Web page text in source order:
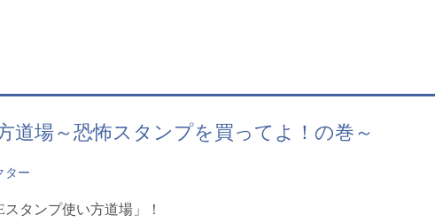
道場～恐怖スタンプを買ってよ！の巻～
ター
スタンプ使い方道場」！